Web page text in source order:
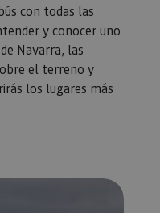
con todas las
y conocer uno
Navarra, las
el terreno y
los lugares más